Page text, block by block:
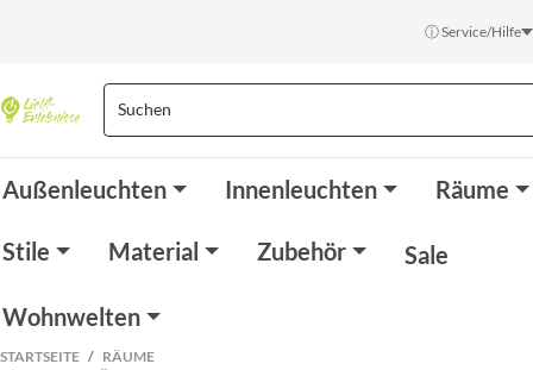
ⓘ Service/Hilfe
Außenleuchten Innenleuchten Räume
Stile Material Zubehör Sale
Wohnwelten
STARTSEITE
RÄUME